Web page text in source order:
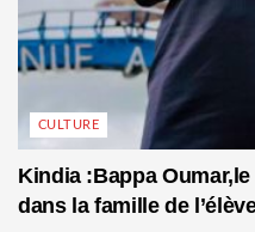
CULTURE
Kindia :Bappa
dans la famille de